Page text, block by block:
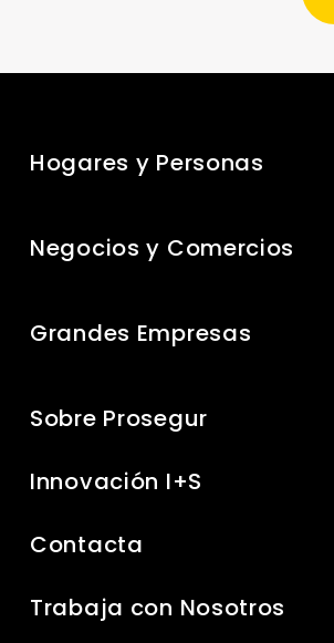
Hogares y Personas
Negocios y Comercios
Grandes Empresas
Sobre Prosegur
Innovación I+S
Contacta
Trabaja con Nosotros